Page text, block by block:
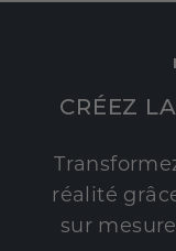
CRÉEZ
réalité
sur